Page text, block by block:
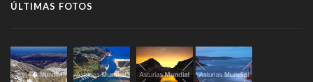
ÚLTIMAS FOTOS